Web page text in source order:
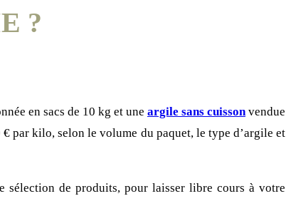
?
en sacs de 10 kg et une argile sans cuisson vendue
par kilo, selon le volume du paquet, le type d’argile et
de produits, pour laisser libre cours à votre